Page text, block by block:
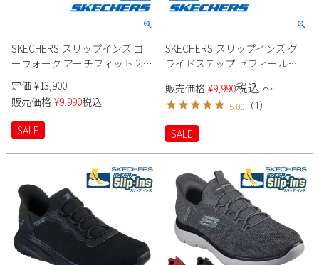
SKECHERS スリップインズ ゴ
ーウォーク アーチフィット 2.0
シアード 216650 メンズ
定価 ¥13,900
販売価格 ¥9,990税込
SALE
SKECHERS スリップインズ グ
ライドステップ ゼフィール
販売価格 ¥9,990税込 〜
5.00 （1）
SALE